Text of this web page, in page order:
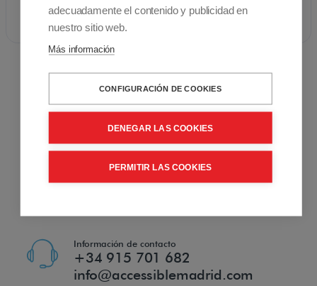
Información de contacto
+34 915 701 682
info@accessiblemadrid.com
adecuadamente el contenido y publicidad en
nuestro sitio web.
Más información
CONFIGURACIÓN DE COOKIES
DENEGAR LAS COOKIES
PERMITIR LAS COOKIES